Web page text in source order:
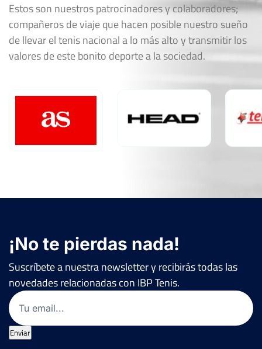
Estos son nuestros patrocinadores y colaboradores;
compañeros de viaje que hacen posible nuestro sueño
de llevar el tenis nacional a lo más alto y transmitir los
valores de este bonito deporte a la sociedad.
¡No te pierdas nada!
Suscríbete a nuestra newsletter y recibirás todas las
novedades relacionadas con IBP Tenis.
Email
Enviar